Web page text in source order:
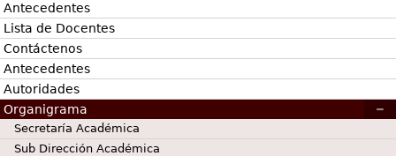
Antecedentes
Lista de Docentes
Contáctenos
Antecedentes
Autoridades
Organigrama
Secretaría Académica
Sub Dirección Académica